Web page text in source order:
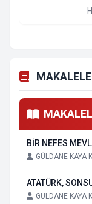
BİR NEFES
GÜLDANE KAYA
ATATÜRK,
GÜLDANE KAYA